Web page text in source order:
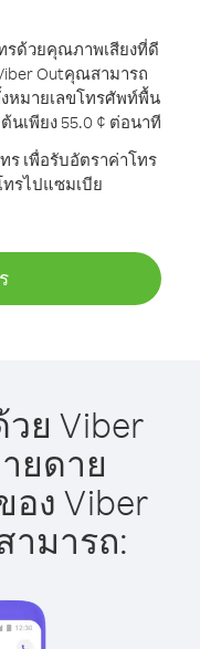
ด้วยคุณภาพเสียงที่ดี
Outคุณสามารถ
หมายเลขโทรศัพท์พื้น
นเพียง 55.0 ¢ ต่อนาที
ร เพื่อรับอัตราค่าโทร
รไปแซมเบีย
ย Viber
ยดาย
ง Viber
มารถ: